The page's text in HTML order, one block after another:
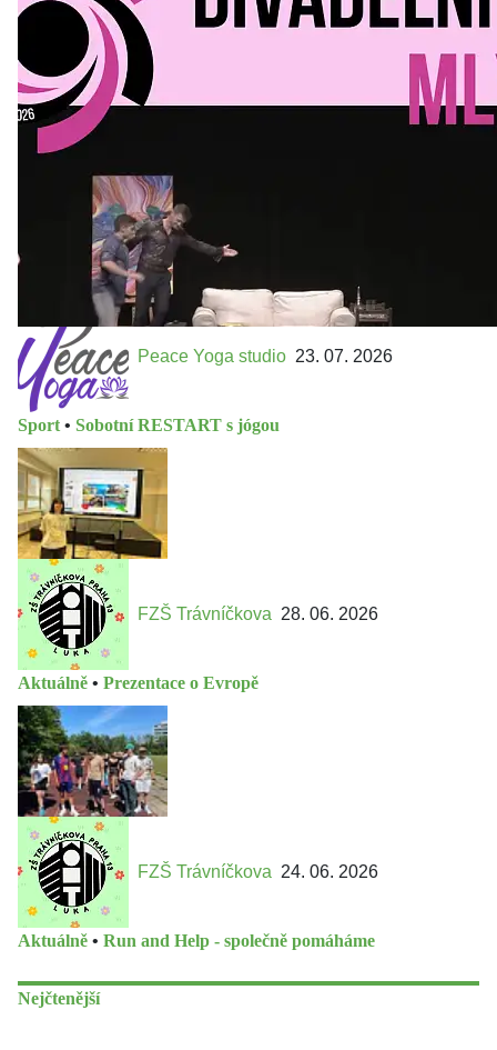
Kultura a volný čas
Divadelní mlýn. 15. až 18. října KD
MLEJN. Vstupenky již v prodeji.
Přijďte na přátelský festival divadla a inspirace 15. až 18.
října 2026 Vstupenky již v prodeji na GOOUT -
https://divadelnimlyn.cz/vstupenky Představ si čtyři dny
Peace Yoga studio 23. 07. 2026
Sport • Sobotní RESTART s jógou
FZŠ Trávníčkova 28. 06. 2026
Aktuálně • Prezentace o Evropě
FZŠ Trávníčkova 24. 06. 2026
Aktuálně • Run and Help - společně pomáháme
Nejčtenější